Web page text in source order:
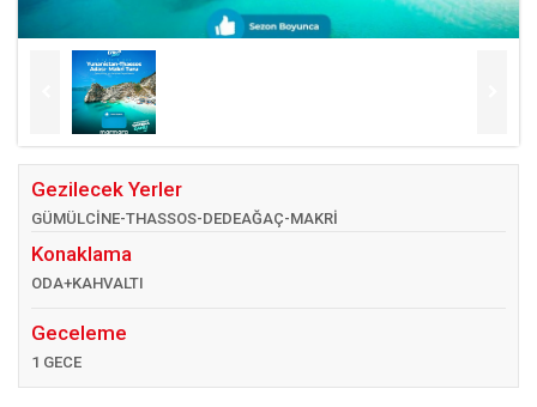
Gezilecek Yerler
GÜMÜLCİNE-THASSOS-DEDEAĞAÇ-MAKRİ
Konaklama
ODA+KAHVALTI
Geceleme
1 GECE